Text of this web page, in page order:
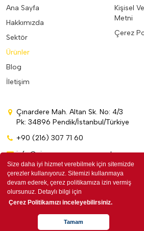
Size daha iyi hizmet verebilmek için sitemizde
çerezler kullanıyoruz. Sitemizi kullanmaya
devam ederek, çerez politikamıza izin vermiş
olursunuz. Detaylı bilgi için
Çerez Politikamızı inceleyebilirsiniz.
Tamam
Ana Sayfa
Hakkımızda
Sektör
Ürünler
Blog
İletişim
Kişisel
Metni
Çerez
Çınardere Mah. Altan Sk. No: 4/3
Pk: 34896 Pendik/İstanbul/Türkiye
+90 (216) 307 71 60
info@cinarpromosyon.com.tr
Copyright © 2026 by Çınar Promosyon.